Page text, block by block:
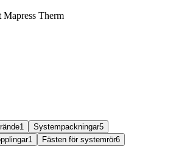
Therm
1 Systempackningar5
1 Fästen för systemrör6